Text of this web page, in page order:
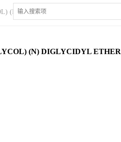
(N) DIGLYCIDYL ETHER
(N) DIGLYCIDYL ETHER